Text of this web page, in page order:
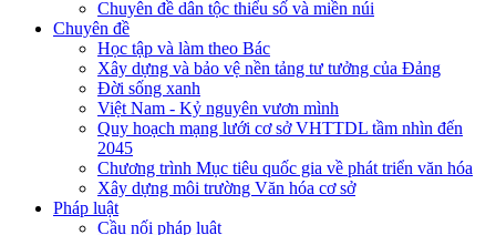
Chuyên đề dân tộc thiểu số và miền núi
Chuyên đề
Học tập và làm theo Bác
Xây dựng và bảo vệ nền tảng tư tưởng của Đảng
Đời sống xanh
Việt Nam - Kỷ nguyên vươn mình
Quy hoạch mạng lưới cơ sở VHTTDL tầm nhìn đến
2045
Chương trình Mục tiêu quốc gia về phát triển văn hóa
Xây dựng môi trường Văn hóa cơ sở
Pháp luật
Cầu nối pháp luật